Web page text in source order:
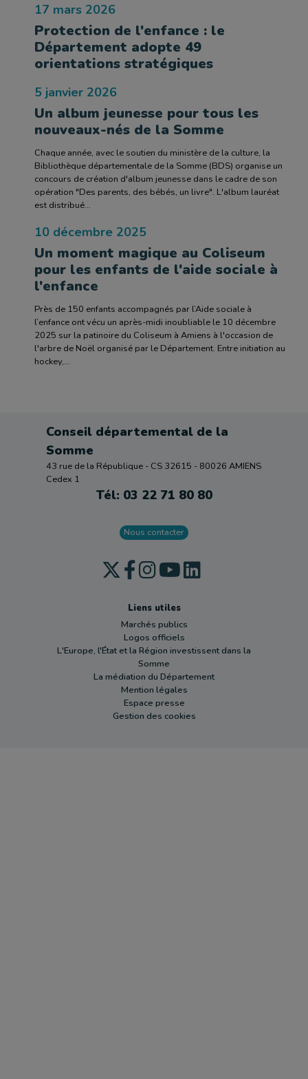
17 mars 2026
Protection de l'enfance : le
Département adopte 49
orientations stratégiques
5 janvier 2026
Un album jeunesse pour tous les
nouveaux-nés de la Somme
Chaque année, avec le soutien du ministère de la culture, la
Bibliothèque départementale de la Somme (BDS) organise un
concours de création d'album jeunesse dans le cadre de son
opération "Des parents, des bébés, un livre". L'album lauréat
est distribué...
10 décembre 2025
Un moment magique au Coliseum
pour les enfants de l'aide sociale à
l'enfance
Près de 150 enfants accompagnés par l’Aide sociale à
l’enfance ont vécu un après-midi inoubliable le 10 décembre
2025 sur la patinoire du Coliseum à Amiens à l'occasion de
l'arbre de Noël organisé par le Département. Entre initiation au
hockey,...
Conseil départemental de la
Somme
43 rue de la République - CS 32615 - 80026 AMIENS
Cedex 1
Tél: 03 22 71 80 80
Nous contacter
Liens utiles
Marchés publics
Logos officiels
L'Europe, l'État et la Région investissent dans la
Somme
La médiation du Département
Mention légales
Espace presse
Gestion des cookies